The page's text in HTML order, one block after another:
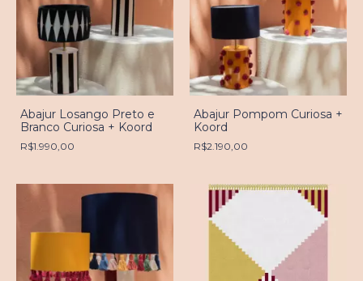
Abajur Losango Preto e
Branco Curiosa + Koord
R$1.990,00
Abajur Pompom Curiosa +
Koord
R$2.190,00